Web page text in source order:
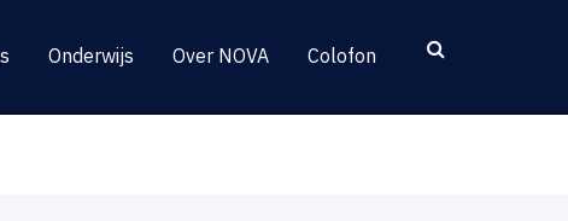
Onderwijs Over NOVA Colofon